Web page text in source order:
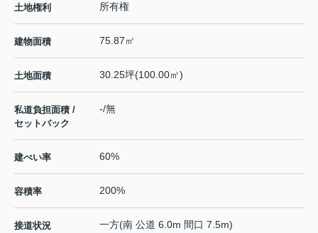
土地権利 所有権
建物面積 75.87㎡
土地面積 30.25坪(100.00㎡)
私道負担面積 /
セットバック
-/無
建ぺい率 60%
容積率 200%
接道状況 一方(南 公道 6.0m 間口 7.5m)